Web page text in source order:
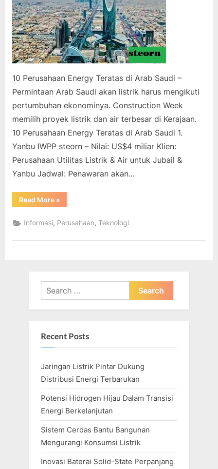
10 Perusahaan Energy Teratas di Arab Saudi –
Permintaan Arab Saudi akan listrik harus mengikuti
pertumbuhan ekonominya. Construction Week
memilih proyek listrik dan air terbesar di Kerajaan.
10 Perusahaan Energy Teratas di Arab Saudi 1.
Yanbu IWPP steorn – Nilai: US$4 miliar Klien:
Perusahaan Utilitas Listrik & Air untuk Jubail &
Yanbu Jadwal: Penawaran akan…
Read More“10
Perusahaan
Teratas
di
Saudi”
»
Informasi, Perusahaan,Teknologi
Search
for:
Recent Posts
Jaringan Listrik Pintar Dukung
Distribusi Energi Terbarukan
Potensi Hidrogen Hijau Dalam Transisi
Energi Berkelanjutan
Sistem Cerdas Bantu Bangunan
Mengurangi Konsumsi Listrik
Inovasi Baterai Solid-State Perpanjang